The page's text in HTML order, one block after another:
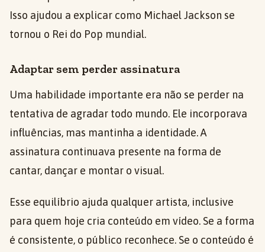
Isso ajudou a explicar como Michael Jackson se
tornou o Rei do Pop mundial.
Adaptar sem perder assinatura
Uma habilidade importante era não se perder na
tentativa de agradar todo mundo. Ele incorporava
influências, mas mantinha a identidade. A
assinatura continuava presente na forma de
cantar, dançar e montar o visual.
Esse equilíbrio ajuda qualquer artista, inclusive
para quem hoje cria conteúdo em vídeo. Se a forma
é consistente, o público reconhece. Se o conteúdo é